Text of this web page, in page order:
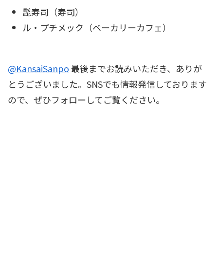
髭寿司（寿司）
ル・プチメック（ベーカリーカフェ）
@KansaiSanpo最後までお読みいただき、ありが
とうございました。SNSでも情報発信しております
ので、ぜひフォローしてご覧ください。